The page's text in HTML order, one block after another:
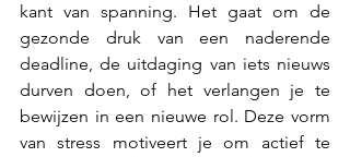
kant van spanning. Het gaat om de
gezonde druk van een naderende
deadline, de uitdaging van iets nieuws
durven doen, of het verlangen je te
bewijzen in een nieuwe rol. Deze vorm
van stress motiveert je om actief te